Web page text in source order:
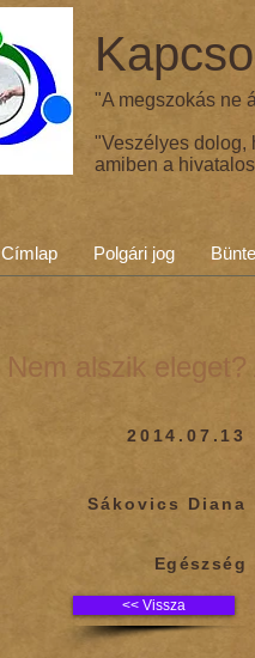
"A megszokás ne
"Veszélyes dolog,
amiben a
Címlap Polgári jog
2014.07.13
Sákovics Diana
Egészség
Nem alszik
<< Vissza